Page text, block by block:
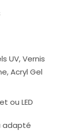
UV, Vernis
Acryl Gel
ou LED
adapté